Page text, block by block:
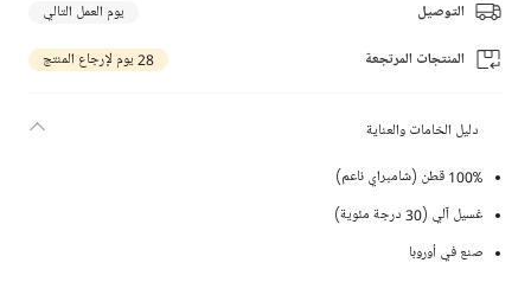
التوصيل يوم العمل التالي
المنتجات المرتجعة 28 يوم لإرجاع المنتج
دليل الخامات والعناية
100% قطن (شامبراي ناعم)
غسيل آلي (30 درجة مئوية)
صنع في أوروبا